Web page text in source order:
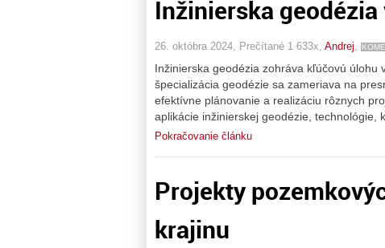
Inžinierska geodézia
26. októbra 2024, Prečítané 1 633x, Andrej,
Inžinierska geodézia zohráva kľúčovú
špecializácia geodézie sa zameriava na
efektívne plánovanie a realizáciu rôznych
aplikácie inžinierskej geodézie,
Pokračovanie článku
Projekty
krajinu